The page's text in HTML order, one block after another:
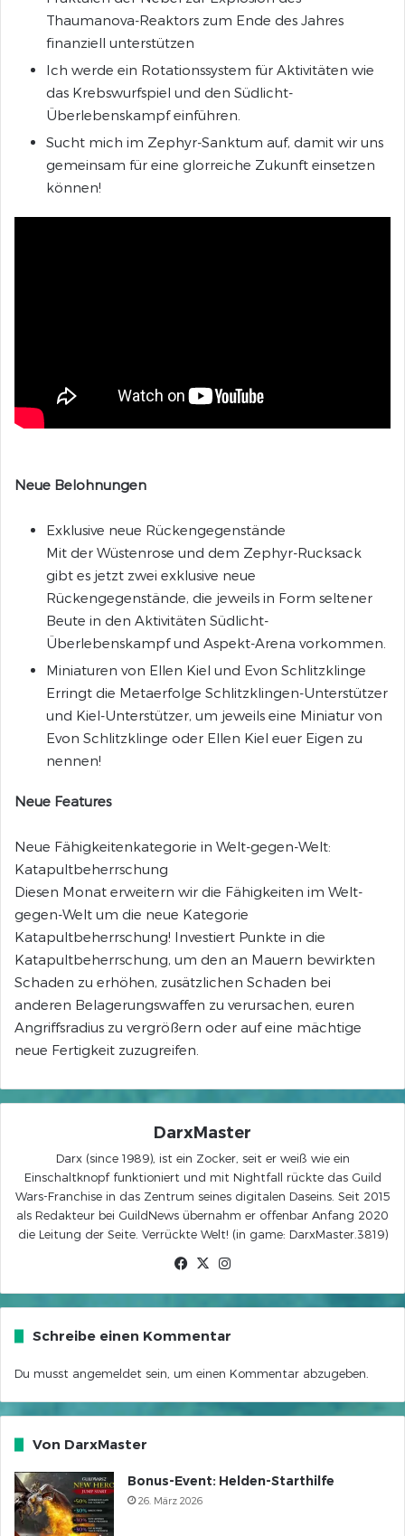
Thaumanova-Reaktors zum Ende des Jahres
finanziell unterstützen
Ich werde ein Rotationssystem für Aktivitäten wie
das Krebswurfspiel und den Südlicht-
Überlebenskampf einführen.
Sucht mich im Zephyr-Sanktum auf, damit wir uns
gemeinsam für eine glorreiche Zukunft einsetzen
können!
Neue Belohnungen
Exklusive neue Rückengegenstände
Mit der Wüstenrose und dem Zephyr-Rucksack
gibt es jetzt zwei exklusive neue
Rückengegenstände, die jeweils in Form seltener
Beute in den Aktivitäten Südlicht-
Überlebenskampf und Aspekt-Arena vorkommen.
Miniaturen von Ellen Kiel und Evon Schlitzklinge
Erringt die Metaerfolge Schlitzklingen-Unterstützer
und Kiel-Unterstützer, um jeweils eine Miniatur von
Evon Schlitzklinge oder Ellen Kiel euer Eigen zu
nennen!
Neue Features
Neue Fähigkeitenkategorie in Welt-gegen-Welt:
Katapultbeherrschung
Diesen Monat erweitern wir die Fähigkeiten im Welt-
gegen-Welt um die neue Kategorie
Katapultbeherrschung! Investiert Punkte in die
Katapultbeherrschung, um den an Mauern bewirkten
Schaden zu erhöhen, zusätzlichen Schaden bei
anderen Belagerungswaffen zu verursachen, euren
Angriffsradius zu vergrößern oder auf eine mächtige
neue Fertigkeit zuzugreifen.
DarxMaster
Darx (since 1989), ist ein Zocker, seit er weiß wie ein
Einschaltknopf funktioniert und mit Nightfall rückte das Guild
Wars-Franchise in das Zentrum seines digitalen Daseins. Seit 2015
als Redakteur bei GuildNews übernahm er offenbar Anfang 2020
die Leitung der Seite. Verrückte Welt! (in game: DarxMaster.3819)
Facebook
X
Schreibe einen Kommentar
Du musst angemeldet sein, um einen Kommentar abzugeben.
Von DarxMaster
Bonus-Event: Helden-Starthilfe
26. März 2026